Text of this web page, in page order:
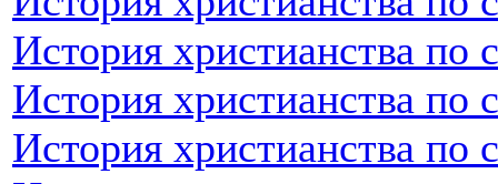
История христианства по
История христианства по
История христианства по